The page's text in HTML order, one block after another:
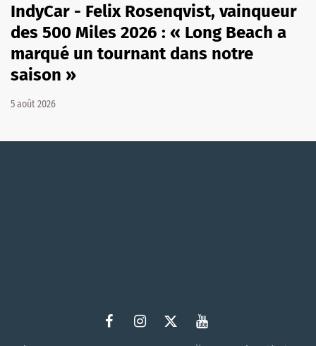
IndyCar - Felix Rosenqvist, vainqueur
des 500 Miles 2026 : « Long Beach a
marqué un tournant dans notre
saison »
5 août 2026